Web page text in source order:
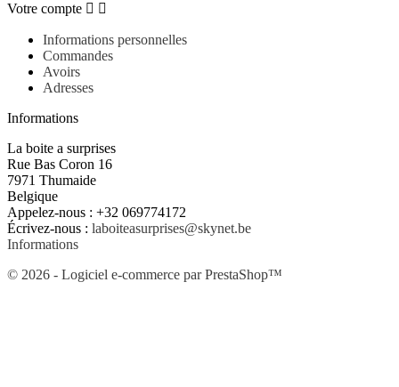
Votre compte  
Informations personnelles
Commandes
Avoirs
Adresses
Informations
La boite a surprises
Rue Bas Coron 16
7971 Thumaide
Belgique
Appelez-nous : +32 069774172
Écrivez-nous : laboiteasurprises@skynet.be
Informations
© 2026 - Logiciel e-commerce par PrestaShop™